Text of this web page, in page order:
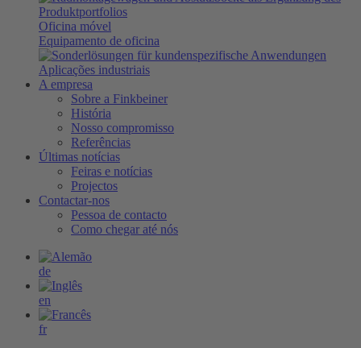
Oficina móvel
Equipamento de oficina
Aplicações industriais
A empresa
Sobre a Finkbeiner
História
Nosso compromisso
Referências
Últimas notícias
Feiras e notícias
Projectos
Contactar-nos
Pessoa de contacto
Como chegar até nós
de
en
fr